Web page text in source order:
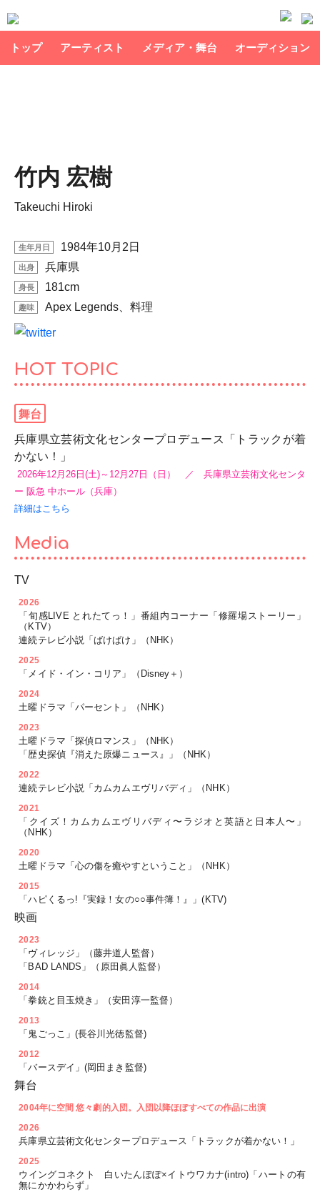
トップ アーティスト メディア・舞台 オーディション
竹内 宏樹
Takeuchi Hiroki
生年月日 1984年10月2日
出身 兵庫県
身長 181cm
趣味 Apex Legends、料理
HOT TOPIC
舞台
兵庫県立芸術文化センタープロデュース「トラックが着
かない！」
2026年12月26日(土)～12月27日（日） ／ 兵庫県立芸術文化センタ
ー 阪急 中ホール（兵庫）
詳細はこちら
Media
TV
2026
「旬感LIVE とれたてっ！」番組内コーナー「修羅場ストーリー」
（KTV）
連続テレビ小説「ばけばけ」（NHK）
2025
「メイド・イン・コリア」（Disney＋）
2024
土曜ドラマ「パーセント」（NHK）
2023
土曜ドラマ「探偵ロマンス」（NHK）
「歴史探偵『消えた原爆ニュース』」（NHK）
2022
連続テレビ小説「カムカムエヴリバディ」（NHK）
2021
「クイズ！カムカムエヴリバディ〜ラジオと英語と日本人〜」
（NHK）
2020
土曜ドラマ「心の傷を癒やすということ」（NHK）
2015
「ハピくるっ!『実録！女の○○事件簿！』」(KTV)
映画
2023
「ヴィレッジ」（藤井道人監督）
「BAD LANDS」（原田眞人監督）
2014
「拳銃と目玉焼き」（安田淳一監督）
2013
「鬼ごっこ」(長谷川光徳監督)
2012
「バースデイ」(岡田まき監督)
舞台
2004年に空間 悠々劇的入団。入団以降ほぼすべての作品に出演
2026
兵庫県立芸術文化センタープロデュース「トラックが着かない！」
2025
ウイングコネクト 白いたんぽぽ×イトウワカナ(intro)「ハートの有
無にかかわらず」